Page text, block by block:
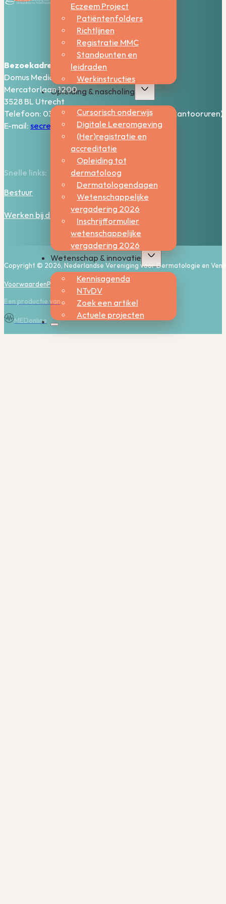
Eczeem Project
Patiëntenfolders
Richtlijnen
Registratie MMC
Standpunten en
leidraden
Werkinstructies
Opleiding & nascholing
Cursorisch onderwijs
Digitale Leeromgeving
(Her)registratie en
accreditatie
Opleiding tot
dermatoloog
Dermatologendagen
Wetenschappelijke
vergadering 2026
Inschrijfformulier
wetenschappelijke
vergadering 2026
Wetenschap & innovatie
Kennisagenda
NTvDV
Zoek een artikel
Actuele projecten
Bezoekadres:
Domus Medica – 5e verdieping
Mercatorlaan 1200
3528 BL Utrecht
Telefoon: 030-2006800 (bereikbaar tijdens kantooruren)
E-mail: secretariaat@nvdv.nl
Snelle links:
Bestuur
Werken bij de NVDV
Copyright © 2026, Nederlandse Vereniging voor Dermatologie en
VoorwaardenPrivacy Cookies
Een productie van
MEDonline